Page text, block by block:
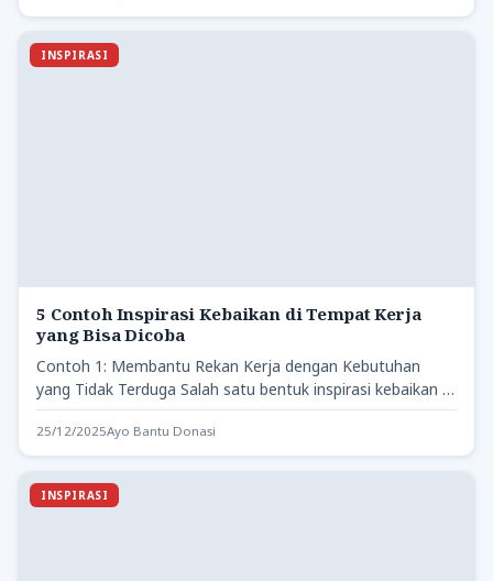
INSPIRASI
5 Contoh Inspirasi Kebaikan di Tempat Kerja
yang Bisa Dicoba
Contoh 1: Membantu Rekan Kerja dengan Kebutuhan
yang Tidak Terduga Salah satu bentuk inspirasi kebaikan di
tempat kerja…
25/12/2025Ayo Bantu Donasi
INSPIRASI